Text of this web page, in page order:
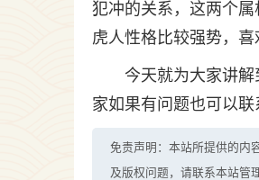
犯冲的关系，这两个
虎人性格比较强势，
今天就为大家讲
家如果有问题也可以联
免责声明：本站所提供的内
及版权问题，请联系本站管